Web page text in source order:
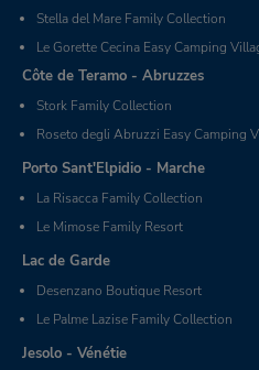
Stella del Mare Family Collection
Le Gorette Cecina Easy Camping
Côte de Teramo - Abruzzes
Stork Family Collection
Roseto degli Abruzzi Easy Camping
Porto Sant'Elpidio - Marche
La Risacca Family Collection
Le Mimose Family Resort
Lac de Garde
Desenzano Boutique Resort
Le Palme Lazise Family Collection
Jesolo - Vénétie